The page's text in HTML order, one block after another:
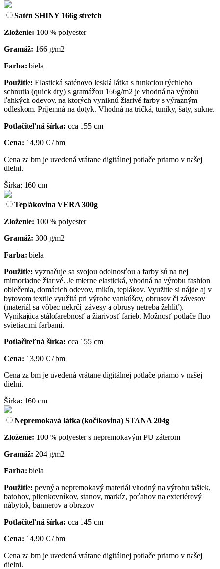
Satén SHINY 166g stretch
Zloženie: 100 % polyester
Gramáž: 166 g/m2
Farba: biela
Použitie: Elastická saténovo lesklá látka s funkciou rýchleho
schnutia (quick dry) s gramážou 166g/m2 je vhodná na výrobu
ľahkých odevov, na ktorých vyniknú žiarivé farby s výrazným
odleskom. Príjemná na dotyk. Vhodná na tričká, tuniky, šaty, sukne.
Potlačiteľná šírka: cca 155 cm
Cena: 14,90 € / bm
Cena za bm je uvedená vrátane digitálnej potlače priamo v našej
dielni.
Šírka: 160 cm
Teplákovina VERA 300g
Zloženie: 100 % polyester
Gramáž: 300 g/m2
Farba: biela
Použitie: vyznačuje sa svojou odolnosťou a farby sú na nej
mimoriadne žiarivé. Je mierne elastická, vhodná na výrobu fashion
oblečenia, domácich odevov, mikín, teplákov. Využitie si nájde aj v
bytovom textile využitá pri výrobe vankúšov, obrusov či závesov
(materiál sa vôbec nekrčí, závesy a obrusy netreba žehliť).
Vynikajúca stálofarebnosť a žiarivosť farieb. Možnosť potlače fluo
svietiacimi farbami.
Potlačiteľná šírka: cca 155 cm
Cena: 13,90 € / bm
Cena za bm je uvedená vrátane digitálnej potlače priamo v našej
dielni.
Šírka: 160 cm
Nepremokavá látka (kočíkovina) STANA 204g
Zloženie: 100 % polyester s nepremokavým PU záterom
Gramáž: 204 g/m2
Farba: biela
Použitie: pevný a nepremokavý materiál vhodný na výrobu tašiek,
batohov, plienkovníkov, stanov, markíz, poťahov na exteriérový
nábytok, bannerov a obrazov
Potlačiteľná šírka: cca 145 cm
Cena: 14,90 € / bm
Cena za bm je uvedená vrátane digitálnej potlače priamo v našej
dielni.